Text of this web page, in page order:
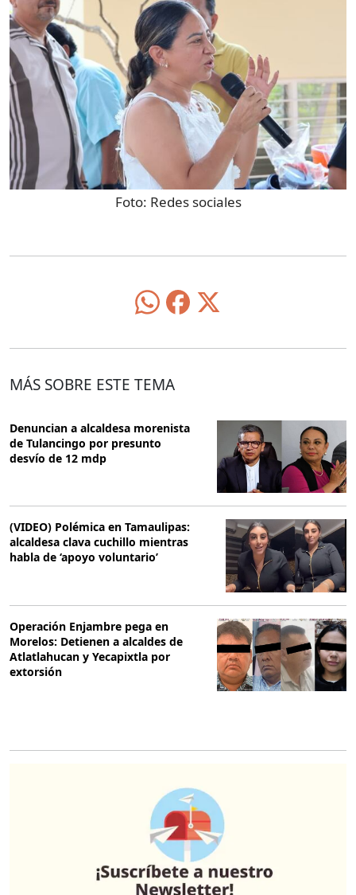
Foto: Redes sociales
MÁS SOBRE ESTE TEMA
Denuncian a alcaldesa morenista
de Tulancingo por presunto
desvío de 12 mdp
(VIDEO) Polémica en Tamaulipas:
alcaldesa clava cuchillo mientras
habla de ‘apoyo voluntario’
Operación Enjambre pega en
Morelos: Detienen a alcaldes de
Atlatlahucan y Yecapixtla por
extorsión